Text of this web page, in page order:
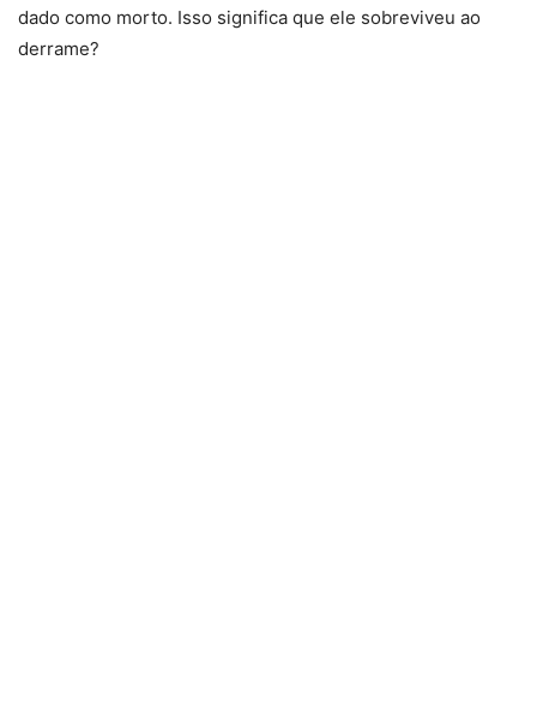
dado como morto. Isso significa que ele sobreviveu ao
derrame?